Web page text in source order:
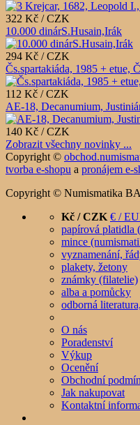
322 Kč / CZK
10.000 dinárS.Husain,Irák
294 Kč / CZK
Čs.spartakiáda, 1985 + etue,
112 Kč / CZK
AE-18, Decanumium,
140 Kč / CZK
Zobrazit všechny novinky ...
Copyright ©
tvorba e-shopu a pronájem e-
Copyright © Numismatika
Kč / CZK € /
papírová platidla
mince
vyznamenání,
plakety, žetony
známky (filatelie)
alba a pomůcky
odborná
O nás
Poradenství
Výkup
Ocenění
Obchodní
Jak nakupovat
Kontaktní